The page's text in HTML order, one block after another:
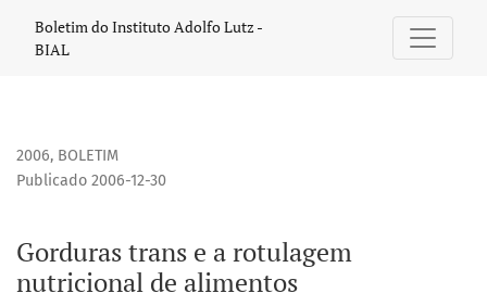
Gorduras trans e a rotulagem nutricional de alimentos
Boletim do Instituto Adolfo Lutz -
BIAL
2006, BOLETIM
Gorduras trans e a rotulagem
nutricional de alimentos
Publicado 2006-12-30